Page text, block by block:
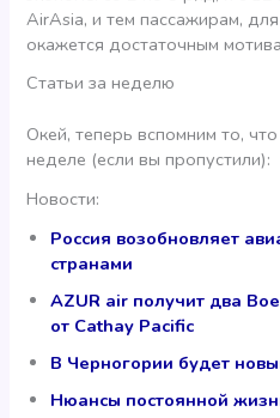
AirAsia, и тем пассажирам,
окажется достаточным
Статьи за неделю
Окей, теперь вспомним то,
неделе (если вы пропустили):
Новости:
Россия возобновляет
странами
AZUR air получит два
от Cathay Pacific
В Черногории будет
Нюансы постоянной